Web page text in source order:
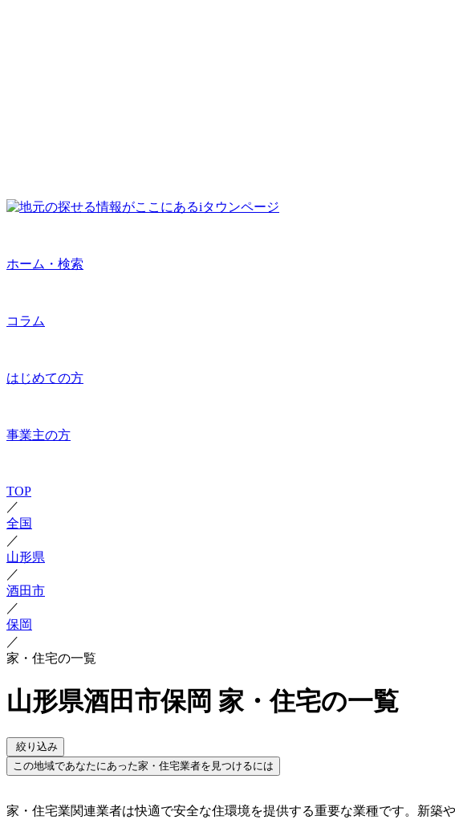
ホーム・検索
コラム
はじめての方
事業主の方
TOP
／
全国
／
山形県
／
酒田市
／
保岡
／
家・住宅の一覧
山形県酒田市保岡 家・住宅の一覧
絞り込み
この地域であなたにあった家・住宅業者を見つけるには
家・住宅業関連業者は快適で安全な住環境を提供する重要な業種です。新築